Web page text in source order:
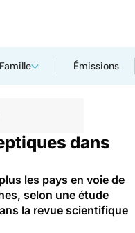
Famille Émissions
dans
les pays en voie de
selon une étude
la revue scientifique